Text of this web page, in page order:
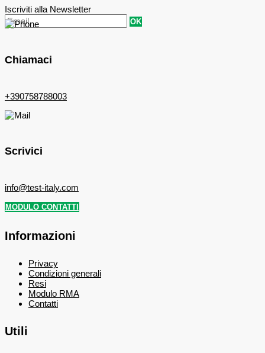
Iscriviti alla Newsletter
OK
Chiamaci
+390758788003
Scrivici
info@test-italy.com
MODULO CONTATTI
Informazioni
Privacy
Condizioni generali
Resi
Modulo RMA
Contatti
Utili